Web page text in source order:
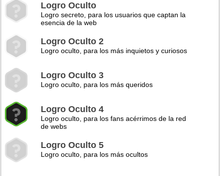
Logro Oculto
Logro secreto, para los usuarios que captan la
esencia de la web
Logro Oculto 2
Logro oculto, para los más inquietos y curiosos
Logro Oculto 3
Logro oculto, para los más queridos
Logro Oculto 4
Logro oculto, para los fans acérrimos de la red
de webs
Logro Oculto 5
Logro oculto, para los más ocultos